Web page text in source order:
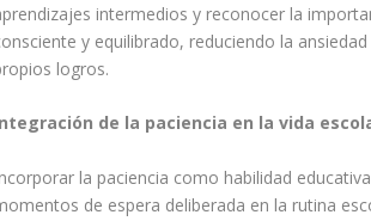
intermedios y reconocer la
y equilibrado, reduciendo la
logros.
de la paciencia en la vida
la paciencia como habilidad
de espera deliberada en la rutina